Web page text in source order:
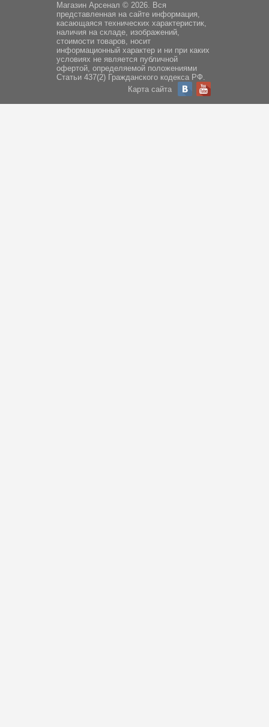
Магазин Арсенал © 2026. Вся
представленная на сайте информация,
касающаяся технических характеристик,
наличия на складе, изображений,
стоимости товаров, носит
информационный характер и ни при каких
условиях не является публичной
офертой, определяемой положениями
Статьи 437(2) Гражданского кодекса РФ.
Карта сайта